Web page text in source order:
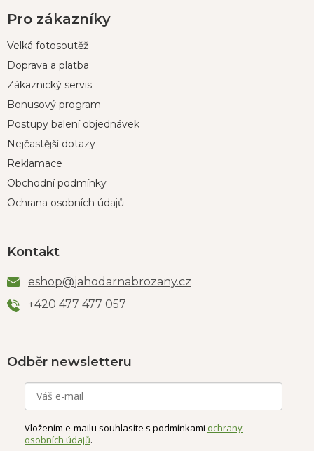
Pro zákazníky
Velká fotosoutěž
Doprava a platba
Zákaznický servis
Bonusový program
Postupy balení objednávek
Nejčastější dotazy
Reklamace
Obchodní podmínky
Ochrana osobních údajů
Kontakt
eshop@jahodarnabrozany.cz
+420 477 477 057
Odběr newsletteru
Vložením e-mailu souhlasíte s podmínkami ochrany
osobních údajů.